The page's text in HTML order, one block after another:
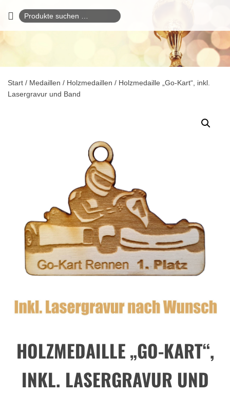
Suchen
nach:
Start / Medaillen / Holzmedaillen / Holzmedaille „Go-Kart“, inkl.
Lasergravur und Band
HOLZMEDAILLE „GO-KART“,
INKL. LASERGRAVUR UND